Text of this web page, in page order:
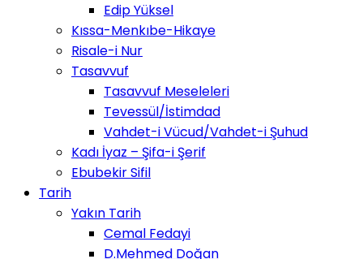
Edip Yüksel
Kıssa-Menkıbe-Hikaye
Risale-i Nur
Tasavvuf
Tasavvuf Meseleleri
Tevessül/İstimdad
Vahdet-i Vücud/Vahdet-i Şuhud
Kadı İyaz – Şifa-i Şerif
Ebubekir Sifil
Tarih
Yakın Tarih
Cemal Fedayi
D.Mehmed Doğan